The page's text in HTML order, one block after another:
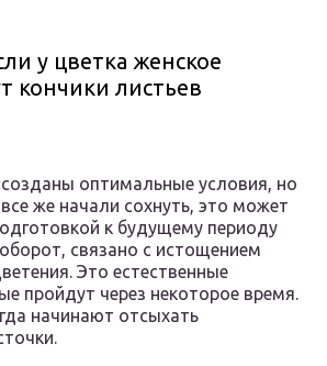
у цветка женское
кончики листьев
оптимальные условия, но
же начали сохнуть, это может
к будущему периоду
связано с истощением
Это естественные
пройдут через некоторое время.
начинают отсыхать